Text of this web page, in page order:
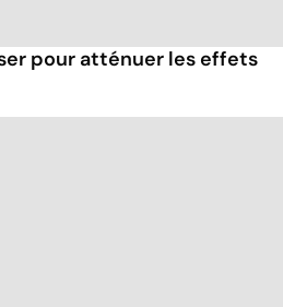
pour atténuer les effets